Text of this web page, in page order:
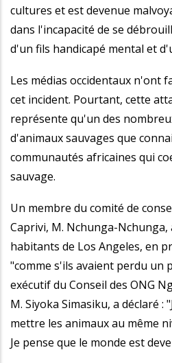
cultures et est devenue
dans l'incapacité de se
d'un fils handicapé mental et
Les médias occidentaux n'ont
cet incident. Pourtant, cette
représente qu'un des
d'animaux sauvages que
communautés africaines qui
sauvage.
Un membre du comité de
Caprivi, M. Nchunga-
habitants de Los Angeles, en
"comme s'ils avaient perdu un
exécutif du Conseil des ONG
M. Siyoka Simasiku, a déclaré :
mettre les animaux au même
Je pense que le monde est